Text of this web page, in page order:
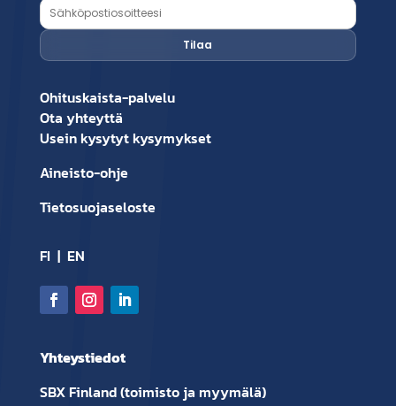
Ohituskaista-palvelu
Ota yhteyttä
Usein kysytyt kysymykset
Aineisto-ohje
Tietosuojaseloste
FI | EN
Yhteystiedot
SBX Finland (toimisto ja myymälä)